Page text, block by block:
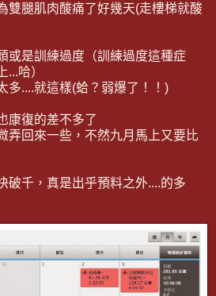
雙腿肌肉酸痛了好幾天(走樓梯就酸
或是訓練過度（訓練過度這種症
哈）
多....就這樣(蛤？弱爆了！！)
康復的差不多了
弄回來一些，不然九月馬上又要比
破千，真是出乎預料之外....的多